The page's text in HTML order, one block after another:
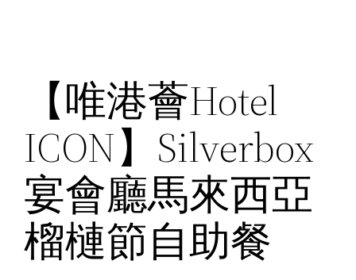
【唯港薈Hotel
ICON】Silverbox
宴會廳馬來西亞
榴槤節自助餐